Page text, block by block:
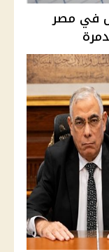
في مصر